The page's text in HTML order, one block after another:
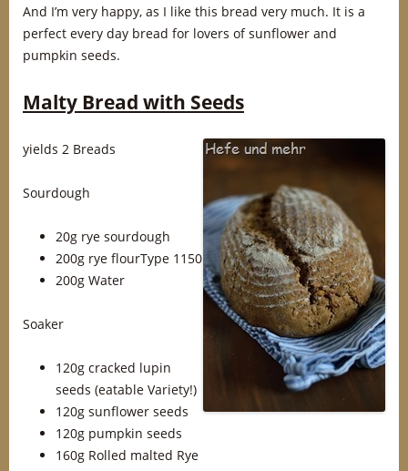
And I’m very happy, as I like this bread very much. It is a
perfect every day bread for lovers of sunflower and
pumpkin seeds.
Malty Bread with Seeds
yields 2 Breads
Sourdough
20g rye sourdough
200g rye flourType 1150
200g Water
Soaker
120g cracked lupin
seeds (eatable Variety!)
120g sunflower seeds
120g pumpkin seeds
160g Rolled malted Rye